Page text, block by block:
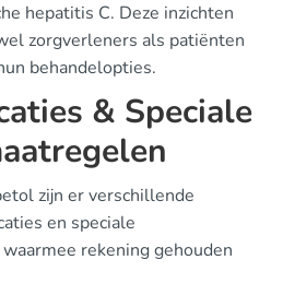
hepatitis C. Deze inzichten
zorgverleners als patiënten
behandelopties.
& Speciale
zijn er verschillende
en speciale
rekening gehouden